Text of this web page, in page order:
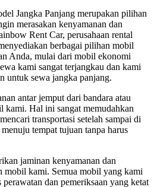
Jangka Panjang merupakan pilihan
merasakan kenyamanan dan
Rent Car, perusahaan rental
berbagai pilihan mobil
Anda, mulai dari mobil ekonomi
kami sangat terjangkau dan kami
untuk sewa jangka panjang.
antar jemput dari bandara atau
kami. Hal ini sangat memudahkan
transportasi setelah sampai di
tempat tujuan tanpa harus
jaminan kenyamanan dan
mobil kami. Semua mobil yang kami
dan pemeriksaan yang ketat